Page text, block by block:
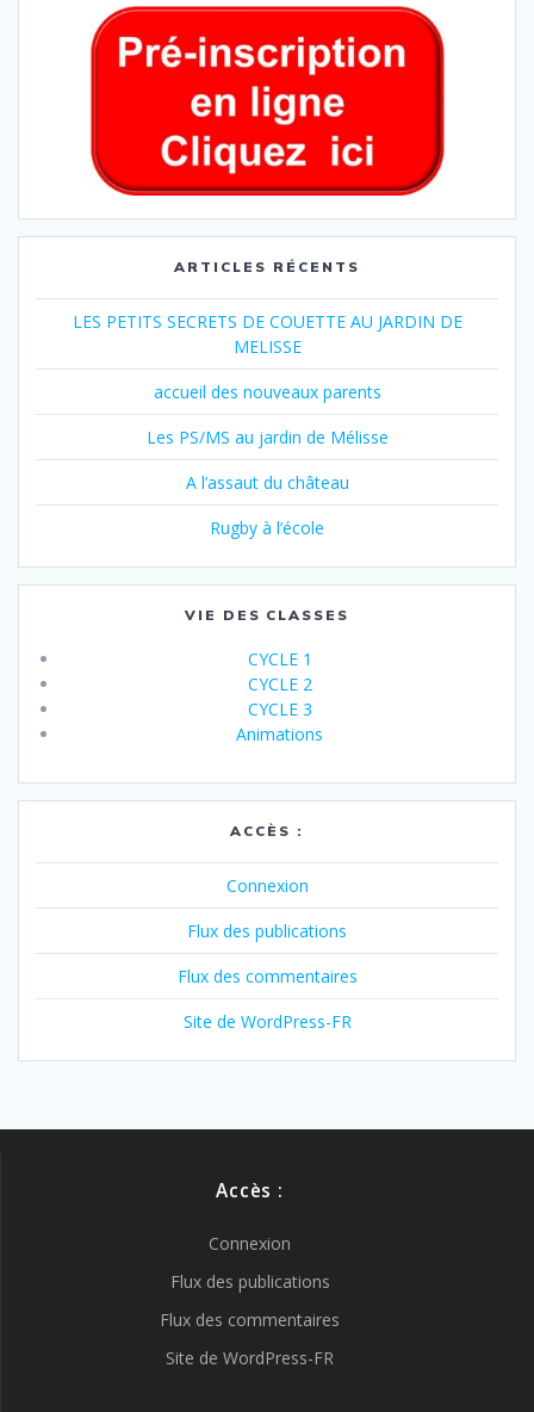
ARTICLES RÉCENTS
LES PETITS SECRETS DE COUETTE AU JARDIN DE
MELISSE
accueil des nouveaux parents
Les PS/MS au jardin de Mélisse
A l’assaut du château
Rugby à l’école
VIE DES CLASSES
CYCLE 1
CYCLE 2
CYCLE 3
Animations
ACCÈS :
Connexion
Flux des publications
Flux des commentaires
Site de WordPress-FR
Accès :
Connexion
Flux des publications
Flux des commentaires
Site de WordPress-FR